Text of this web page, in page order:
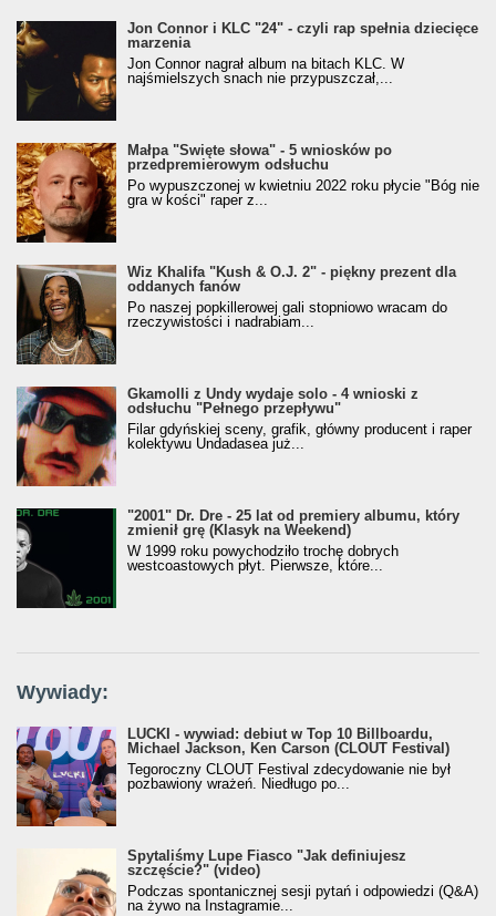
Jon Connor i KLC "24" - czyli rap spełnia dziecięce
marzenia
Jon Connor nagrał album na bitach KLC. W
najśmielszych snach nie przypuszczał,...
Małpa "Święte słowa" - 5 wniosków po
przedpremierowym odsłuchu
Po wypuszczonej w kwietniu 2022 roku płycie "Bóg nie
gra w kości" raper z...
Wiz Khalifa "Kush & O.J. 2" - piękny prezent dla
oddanych fanów
Po naszej popkillerowej gali stopniowo wracam do
rzeczywistości i nadrabiam...
Gkamolli z Undy wydaje solo - 4 wnioski z
odsłuchu "Pełnego przepływu"
Filar gdyńskiej sceny, grafik, główny producent i raper
kolektywu Undadasea już...
"2001" Dr. Dre - 25 lat od premiery albumu, który
zmienił grę (Klasyk na Weekend)
W 1999 roku powychodziło trochę dobrych
westcoastowych płyt. Pierwsze, które...
Wywiady:
LUCKI - wywiad: debiut w Top 10 Billboardu,
Michael Jackson, Ken Carson (CLOUT Festival)
Tegoroczny CLOUT Festival zdecydowanie nie był
pozbawiony wrażeń. Niedługo po...
Spytaliśmy Lupe Fiasco "Jak definiujesz
szczęście?" (video)
Podczas spontanicznej sesji pytań i odpowiedzi (Q&A)
na żywo na Instagramie...